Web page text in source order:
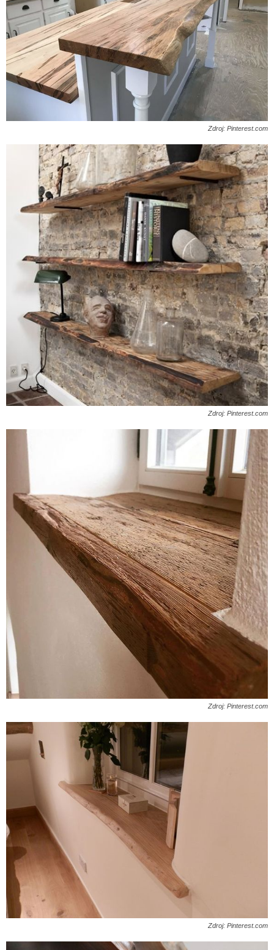
Zdroj: Pinterest.com
Zdroj: Pinterest.com
Zdroj: Pinterest.com
Zdroj: Pinterest.com